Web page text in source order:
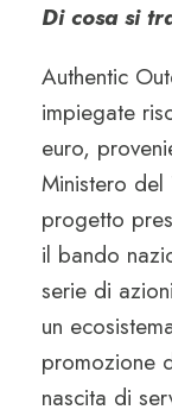
Di cosa si
Authentic
impiegate
euro,
Ministero del
progetto
il bando
serie di
un
promozione
nascita di